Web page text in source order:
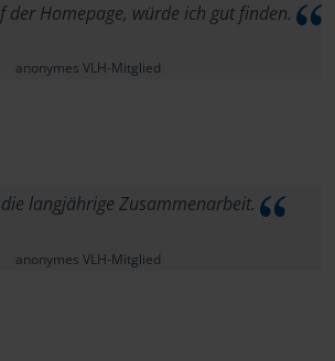
Homepage, würde ich gut finden.
anonymes VLH-Mitglied
langjährige Zusammenarbeit.
anonymes VLH-Mitglied